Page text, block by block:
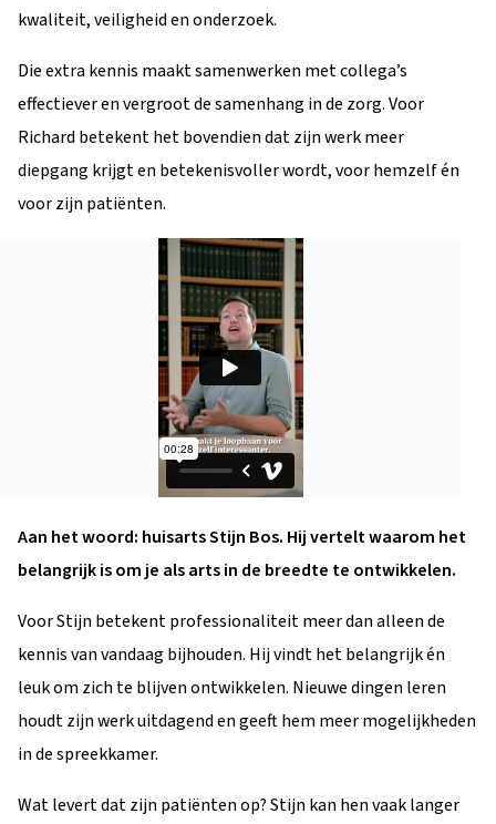
kwaliteit, veiligheid en onderzoek.
Die extra kennis maakt samenwerken met collega’s
effectiever en vergroot de samenhang in de zorg. Voor
Richard betekent het bovendien dat zijn werk meer
diepgang krijgt en betekenisvoller wordt, voor hemzelf én
voor zijn patiënten.
Aan het woord: huisarts Stijn Bos. Hij vertelt waarom het
belangrijk is om je als arts in de breedte te ontwikkelen.
Voor Stijn betekent professionaliteit meer dan alleen de
kennis van vandaag bijhouden. Hij vindt het belangrijk én
leuk om zich te blijven ontwikkelen. Nieuwe dingen leren
houdt zijn werk uitdagend en geeft hem meer mogelijkheden
in de spreekkamer.
Wat levert dat zijn patiënten op? Stijn kan hen vaak langer